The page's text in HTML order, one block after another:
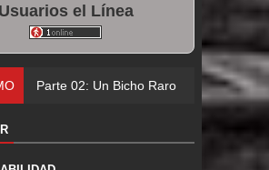
Usuarios el Línea
Parte 02: Un Bicho Raro